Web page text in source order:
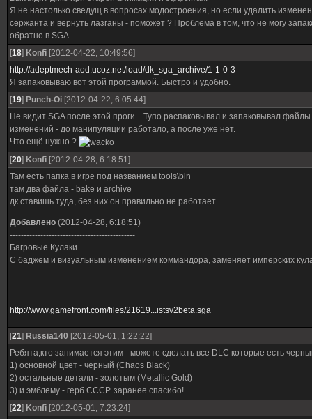
Я не настолько сведущ в вопросах модостроения, но если удалить
сержанта и вернуть лазганы - поможет ? Проблема в том, что не могу
обратно в SGA...
[18] Konfi [2012-04-22, 10:49:56]
http://adeptmech-aod.ucoz.net/load/dk_sga_archive/1-1-0-3
Я запаковываю вот этой программой. Быстро и удобно.
[19] Punch-Oi [2012-04-22, 6:05:44]
Не видит SGA после этой проги... Тупо распаковывал и запаковывал файлы
изменений - до манипуляции работало, а после уже нет.
Что ещё нужно ?
[20] Konfi [2012-04-28, 6:18:51]
Там есть папка в игре под названием tools\bin
там два файла - bake и archive
дк ставишь туда, без них он правильно не работает.
Добавлено (2012-04-28, 6:18:51)
---------------------------------------------
Багровые Кулаки
С баджем и визуальным изменением коммандора, заменяет имперских
http://www.gamefront.com/files/21619...istsv2beta.sga
[21] Russia140 [2012-05-01, 1:22:22]
Ребята,кто занимается этим - можете сделать все DLC которые есть
1) основной цвет - черный (Chaos Black)
2) остальные детали - золотым (Metallic Gold)
3) и эмблему - герб СССР. заранее спасибо!
[22] Konfi [2012-05-01, 7:23:24]